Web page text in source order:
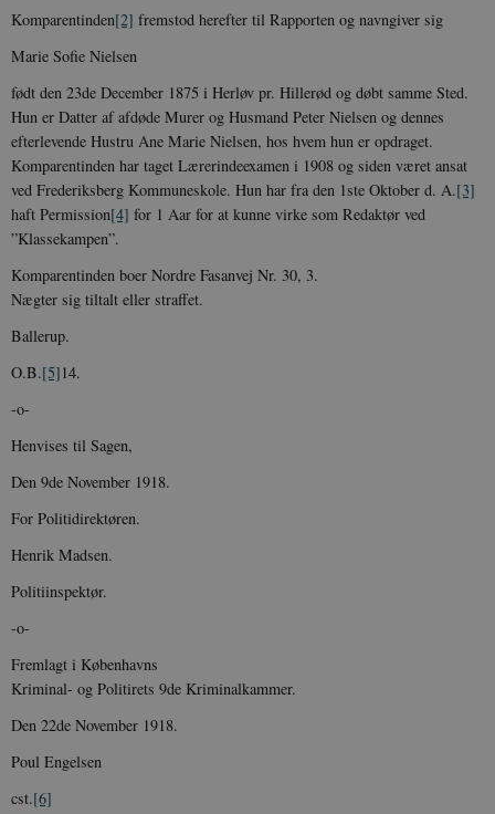
Komparentinden[2] fremstod herefter til Rapporten og navngiver sig
Marie Sofie Nielsen
født den 23de December 1875 i Herløv pr. Hillerød og døbt samme Sted.
Hun er Datter af afdøde Murer og Husmand Peter Nielsen og dennes
efterlevende Hustru Ane Marie Nielsen, hos hvem hun er opdraget.
Komparentinden har taget Lærerindeexamen i 1908 og siden været ansat
ved Frederiksberg Kommuneskole. Hun har fra den 1ste Oktober d. A.[3]
haft Permission[4] for 1 Aar for at kunne virke som Redaktør ved
”Klassekampen”.
Komparentinden boer Nordre Fasanvej Nr. 30, 3.
Nægter sig tiltalt eller straffet.
Ballerup.
O.B.[5]14.
-o-
Henvises til Sagen,
Den 9de November 1918.
For Politidirektøren.
Henrik Madsen.
Politiinspektør.
-o-
Fremlagt i Københavns
Kriminal- og Politirets 9de Kriminalkammer.
Den 22de November 1918.
Poul Engelsen
cst.[6]